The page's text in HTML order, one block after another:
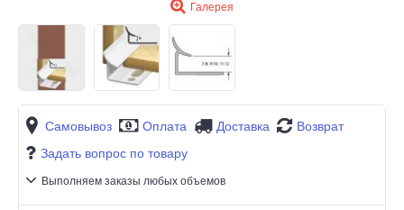
Галерея
Самовывоз Оплата Доставка
Возврат
Задать вопрос по товару
Выполняем заказы любых объемов